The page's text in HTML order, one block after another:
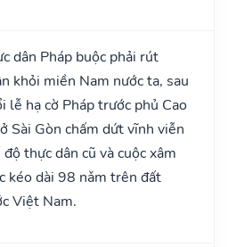
dân Pháp buộc phải rút
khỏi miền Nam nước ta, sau
lễ hạ cờ Pháp trước phủ Cao
Sài Gòn chấm dứt vĩnh viễn
độ thực dân cũ và cuộc xâm
kéo dài 98 nǎm trên đất
Việt Nam.